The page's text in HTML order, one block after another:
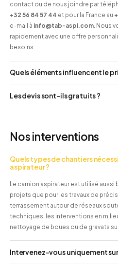
contact ou de nous joindre par
+32 56 84 57 44 et pour la France au
e-mail à info@tab-aspi.com. Nous
rapidement avec une offre
besoins.
Quels éléments influencent le
Les devis sont-ils gratuits ?
Nos interventions
Quels types de chantiers
aspirateur ?
Le camion aspirateur est utilisé aussi
projets que pour les travaux de
terrassement autour de réseaux
techniques, les interventions en
nettoyage de boues ou de gravats
Intervenez-vous uniquement